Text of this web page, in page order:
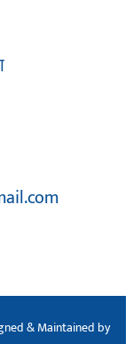
& Maintained by